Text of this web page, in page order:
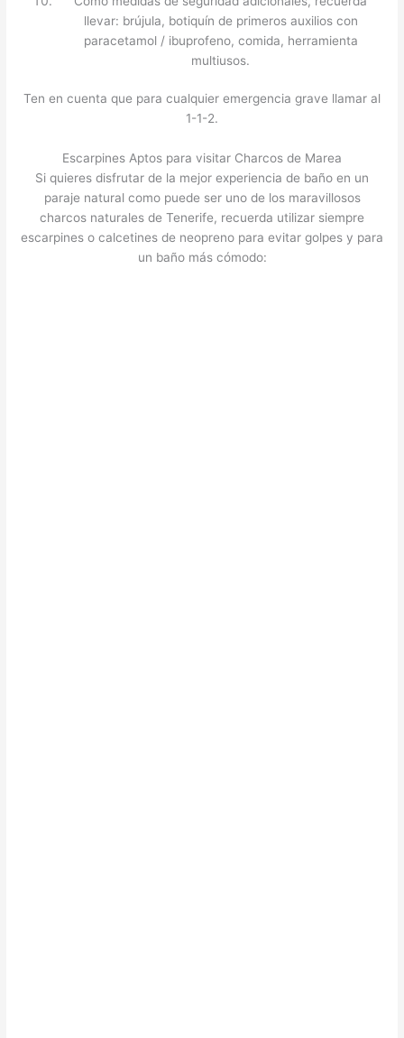
llevar: brújula, botiquín de primeros auxilios con
paracetamol / ibuprofeno, comida, herramienta
multiusos.
Ten en cuenta que para cualquier emergencia grave llamar al
1-1-2.
Escarpines Aptos para visitar Charcos de Marea
Si quieres disfrutar de la mejor experiencia de baño en un
paraje natural como puede ser uno de los maravillosos
charcos naturales de Tenerife, recuerda utilizar siempre
escarpines o calcetines de neopreno para evitar golpes y para
un baño más cómodo: